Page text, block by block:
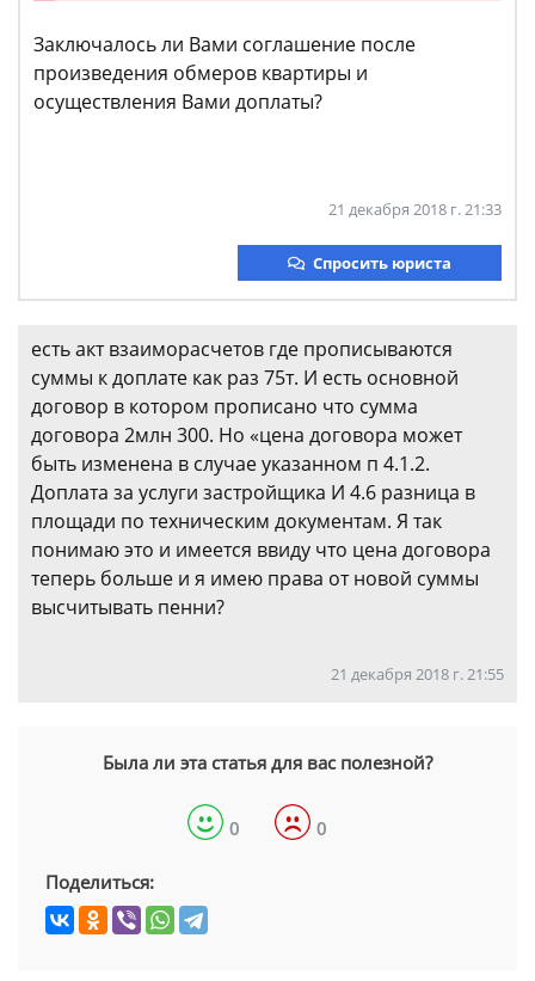
Заключалось ли Вами соглашение после
произведения обмеров квартиры и
осуществления Вами доплаты?
21 декабря 2018 г. 21:33
Спросить юриста
есть акт взаиморасчетов где прописываются
суммы к доплате как раз 75т. И есть основной
договор в котором прописано что сумма
договора 2млн 300. Но «цена договора может
быть изменена в случае указанном п 4.1.2.
Доплата за услуги застройщика И 4.6 разница в
площади по техническим документам. Я так
понимаю это и имеется ввиду что цена договора
теперь больше и я имею права от новой суммы
высчитывать пенни?
21 декабря 2018 г. 21:55
Была ли эта статья для вас полезной?
0 0
Поделиться: